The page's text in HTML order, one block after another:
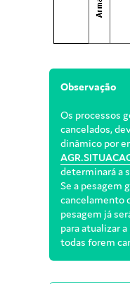
Observação
Os processos
cancelados,
dinâmico por
determinará a
Se a pesagem
cancelamento
pesagem já
para atualizar
todas forem